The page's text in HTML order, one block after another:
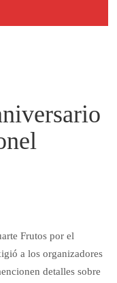
Frutos por el
a los organizadores
detalles sobre